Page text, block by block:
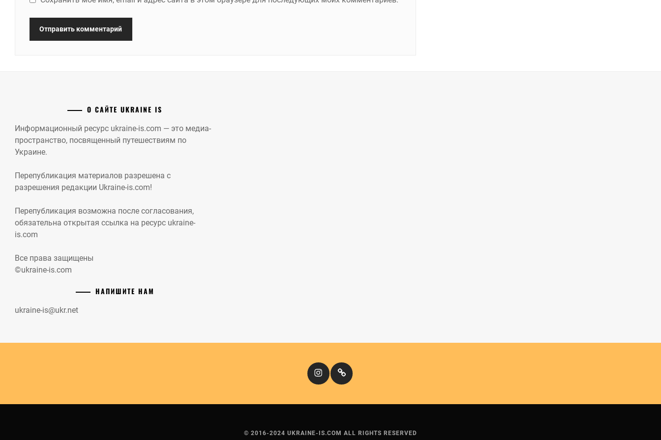
О САЙТЕ UKRAINE IS
Информационный ресурс ukraine-is.com — это медиа-
пространство, посвященный путешествиям по
Украине.
Перепубликация материалов разрешена с
разрешения редакции Ukraine-is.com!
Перепубликация возможна после согласования,
обязательна открытая ссылка на ресурс ukraine-
is.com
Все права защищены
©ukraine-is.com
НАПИШИТЕ НАМ
ukraine-is@ukr.net
InstagramКіномандри
© 2016-2024 UKRAINE-IS.COM ALL RIGHTS RESERVED